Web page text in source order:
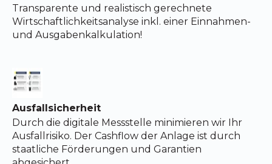
Transparente und realistisch gerechnete
Wirtschaftlichkeitsanalyse inkl. einer Einnahmen-
und Ausgabenkalkulation!
Ausfallsicherheit
Durch die digitale Messstelle minimieren wir Ihr
Ausfallrisiko. Der Cashflow der Anlage ist durch
staatliche Förderungen und Garantien